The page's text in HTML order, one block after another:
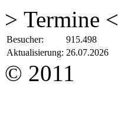
> Termine <
Besucher:
915.498
Aktualisierung: 26.07.2026
© 2011